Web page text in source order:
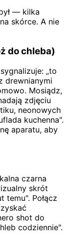
— kilka
skórce. A nie
do chleba)
„to
drewnianymi
Mosiądz,
zdjęciu
neonowych
kuchenna".
aparatu, aby
czarna
skrót
temu". Połącz
shot do
codziennie".